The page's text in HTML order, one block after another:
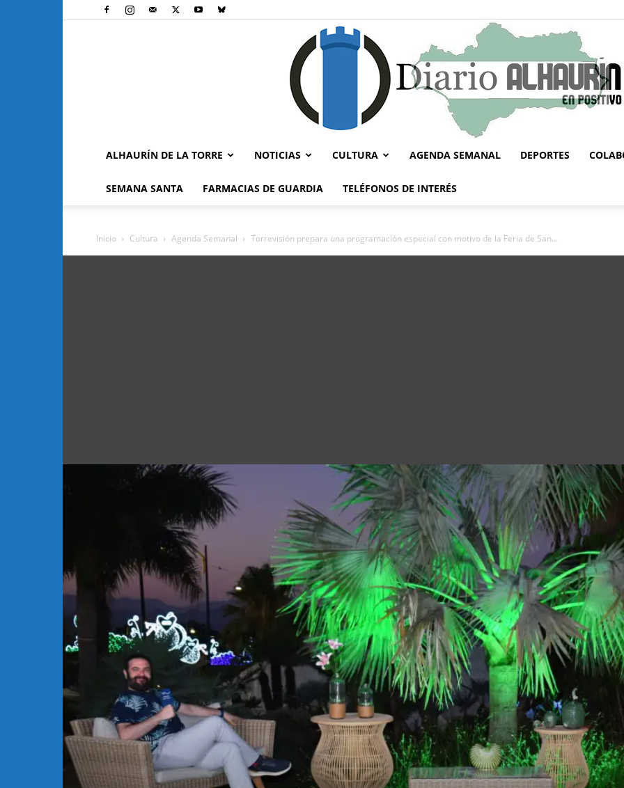
ALHAURÍN DE LA TORRE NOTICIAS CULTURA AGENDA SEMANAL DEPORTES
SEMANA SANTA FARMACIAS DE GUARDIA TELÉFONOS DE INTERÉS
Inicio Cultura Agenda Semanal Torrevisión prepara una programación especial con motivo de la Feria de San...